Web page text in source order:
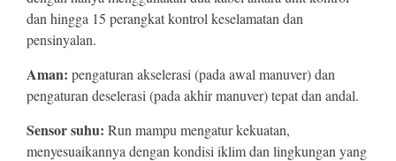
dan hingga 15 perangkat kontrol keselamatan dan
pensinyalan.
Aman: pengaturan akselerasi (pada awal manuver) dan
pengaturan deselerasi (pada akhir manuver) tepat dan andal.
Sensor suhu: Run mampu mengatur kekuatan,
menyesuaikannya dengan kondisi iklim dan lingkungan yang